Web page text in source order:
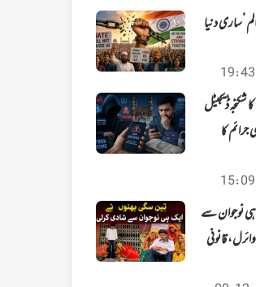
‘ساری دنیا
شکنجہ‘ ڈیجیٹل
کا
نوجوان سے
قانونی